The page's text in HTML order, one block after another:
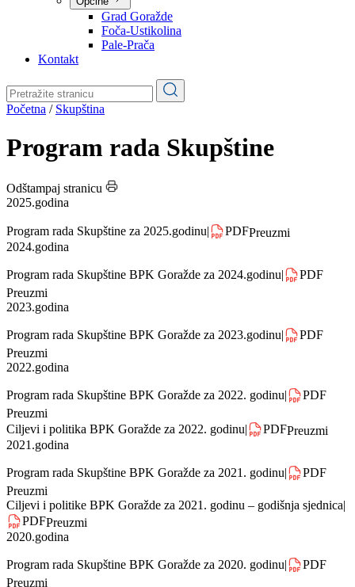
Obrazovanje
Općine
Pale-Prača
Kontakt
Početna/Skupština
Program rada Skupštine
Odštampaj stranicu
2025.godina
Program rada Skupštine za 2025.godinu| PDFPreuzmi
2024.godina
Program rada Skupštine BPK Goražde za 2024.godinu
Preuzmi
2023.godina
Program rada Skupštine BPK Goražde za 2023.godinu
Preuzmi
2022.godina
Program rada Skupštine BPK Goražde za 2022. godinu
PDF
Preuzmi
Ciljevi i politika BPK Goražde za 2022. godinu
PDFPreuzmi
2021.godina
Program rada Skupštine BPK Goražde za 2021. godinu
PDF
Preuzmi
Ciljevi i politike BPK Goražde za 2021. godinu – godišnja sjednica
PDFPreuzmi
2020.godina